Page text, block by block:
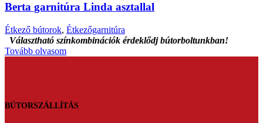
Berta garnitúra Linda asztallal
Étkező bútorok, Étkezőgarnitúra
Választható színkombinációk érdeklődj bútorboltunkban!
Tovább olvasom
BÚTORSZÁLLÍTÁS